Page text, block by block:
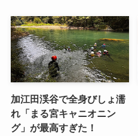
加江田渓谷で全身びしょ濡
れ「まる宮キャニオニン
グ」が最高すぎた！